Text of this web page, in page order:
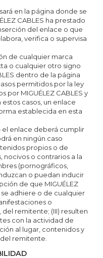
en la página donde se
CABLES ha prestado
del enlace o que
verifica o supervisa
de cualquier marca
o cualquier otro signo
dentro de la página
permitidos por la ley
por MIGUÉLEZ CABLES y
casos, un enlace
establecida en esta
el enlace deberá cumplir
en ningún caso
propios o de
nocivos o contrarios a la
(pornográficos,
o puedan inducir
de que MIGUÉLEZ
se adhiere o de cualquier
o
del remitente; (III) resulten
con la actividad de
al lugar, contenidos y
remitente.